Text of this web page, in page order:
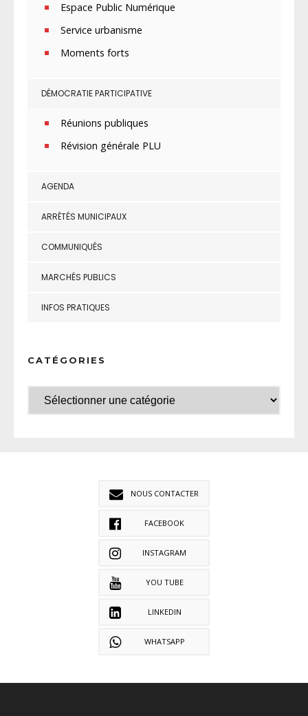
Espace Public Numérique
Service urbanisme
Moments forts
DÉMOCRATIE PARTICIPATIVE
Réunions publiques
Révision générale PLU
AGENDA
ARRÊTÉS MUNICIPAUX
COMMUNIQUÉS
MARCHÉS PUBLICS
INFOS PRATIQUES
CATÉGORIES
NOUS CONTACTER
FACEBOOK
INSTAGRAM
YOU TUBE
LINKEDIN
WHATSAPP